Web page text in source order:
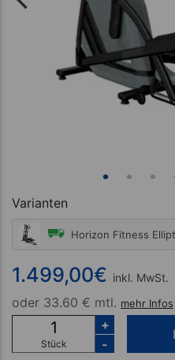
Varianten
1.499,00€ inkl. MwSt.
oder 33.60 € mtl. mehr Infos
Stück
+
-